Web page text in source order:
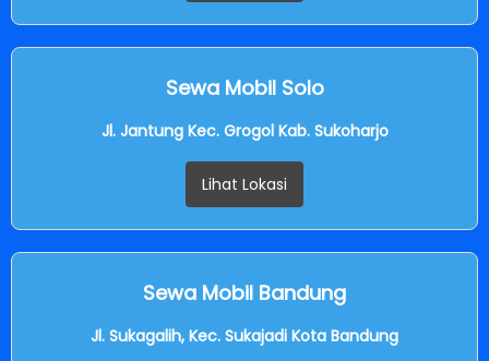
Sewa Mobil Solo
Jl. Jantung Kec. Grogol Kab. Sukoharjo
Lihat Lokasi
Sewa Mobil Bandung
Jl. Sukagalih, Kec. Sukajadi Kota Bandung